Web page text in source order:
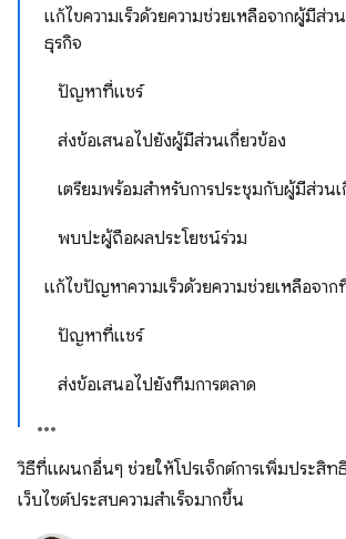
แก้ไขความเร็วด้วยความช่วยเหลือจากผู้มีส่ว
ธุรกิจ
ปัญหาที่แชร์
ส่งข้อเสนอไปยังผู้มีส่วนเกี่ยวข้อง
เตรียมพร้อมสําหรับการประชุมกับผู้มีส่วนเ
พบปะผู้ถือผลประโยชน์ร่วม
แก้ไขปัญหาความเร็วด้วยความช่วยเหลือจาก
ปัญหาที่แชร์
ส่งข้อเสนอไปยังทีมการตลาด
วิธีที่แผนกอื่นๆ ช่วยให้โปรเจ็กต์การเพิ่มประสิทธิ
เว็บไซต์ประสบความสําเร็จมากขึ้น